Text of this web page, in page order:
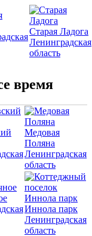
Старая Ладога
Ленинградская
область
время
Медовая
Поляна
Ленинградская
область
Иннола парк
Ленинградская
область